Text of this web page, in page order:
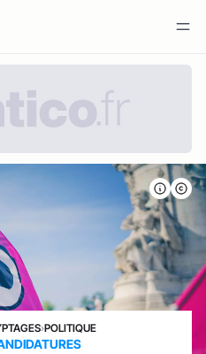
›POLITIQUE